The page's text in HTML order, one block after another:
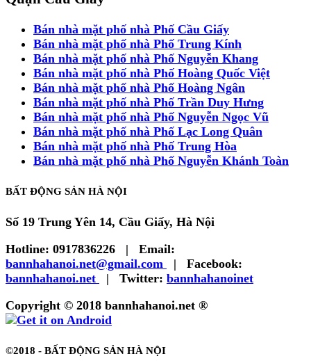
Bán nhà mặt phố nhà Phố Cầu Giấy
Bán nhà mặt phố nhà Phố Trung Kính
Bán nhà mặt phố nhà Phố Nguyễn Khang
Bán nhà mặt phố nhà Phố Hoàng Quốc Việt
Bán nhà mặt phố nhà Phố Hoàng Ngân
Bán nhà mặt phố nhà Phố Trần Duy Hưng
Bán nhà mặt phố nhà Phố Nguyễn Ngọc Vũ
Bán nhà mặt phố nhà Phố Lạc Long Quân
Bán nhà mặt phố nhà Phố Trung Hòa
Bán nhà mặt phố nhà Phố Nguyễn Khánh Toàn
BẤT ĐỘNG SẢN HÀ NỘI
Số 19 Trung Yên 14, Cầu Giấy, Hà Nội
Hotline: 0917836226 |
Email:
bannhahanoi.net@gmail.com
|
Facebook:
bannhahanoi.net
| Twitter: bannhahanoinet
Copyright © 2018 bannhahanoi.net ®
©2018 - BẤT ĐỘNG SẢN HÀ NỘI